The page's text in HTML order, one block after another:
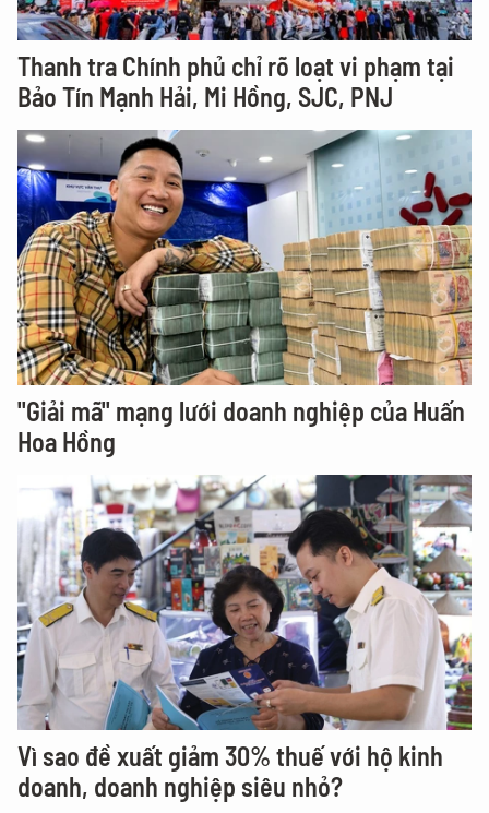
Thanh tra Chính phủ chỉ rõ loạt vi phạm tại
Bảo Tín Mạnh Hải, Mi Hồng, SJC, PNJ
"Giải mã" mạng lưới doanh nghiệp của Huấn
Hoa Hồng
Vì sao đề xuất giảm 30% thuế với hộ kinh
doanh, doanh nghiệp siêu nhỏ?